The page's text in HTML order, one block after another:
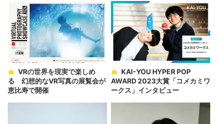
る 幻想的なVR写真の展覧会が
恵比寿で開催
AWARD 2023大賞「コメカミワ
ークス」インタビュー